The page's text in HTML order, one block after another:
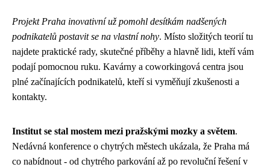
Projekt Praha inovativní už pomohl desítkám nadšených
podnikatelů postavit se na vlastní nohy. Místo složitých teorií tu
najdete praktické rady, skutečné příběhy a hlavně lidi, kteří vám
podají pomocnou ruku. Kavárny a coworkingová centra jsou
plné začínajících podnikatelů, kteří si vyměňují zkušenosti a
kontakty.
Institut se stal mostem mezi pražskými mozky a světem.
Nedávná konference o chytrých městech ukázala, že Praha má
co nabídnout - od chytrého parkování až po revoluční řešení v